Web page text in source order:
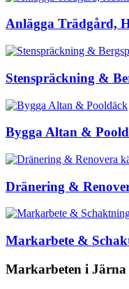
Anlägga Trädgård,
Stenspräckning &
Bygga Altan &
Dränering &
Markarbete &
Markarbeten i